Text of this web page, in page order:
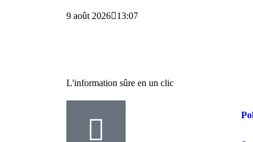
9 août 2026 13:07
L'information sûre en un clic